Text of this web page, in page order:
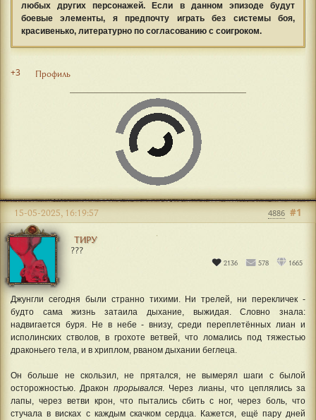
любых других персонажей. Если в данном эпизоде будут
боевые элементы, я предпочту играть без системы боя,
красивенько, литературно по согласованию с соигроком.
+3 Профиль
ТИРУ
???
2136 578 1665
#1
15-05-2025, 16:19:57 4886
Джунгли сегодня были странно тихими. Ни трелей, ни перекличек -
будто сама жизнь затаила дыхание, выжидая. Словно знала:
надвигается буря. Не в небе - внизу, среди переплетённых лиан и
исполинских стволов, в грохоте ветвей, что ломались под тяжестью
драконьего тела, и в хриплом, рваном дыхании беглеца.
Он больше не скользил, не прятался, не вымерял шаги с былой
осторожностью. Дракон прорывался. Через лианы, что цеплялись за
лапы, через ветви крон, что пытались сбить с ног, через боль, что
стучала в висках с каждым скачком сердца. Кажется, ещё пару дней